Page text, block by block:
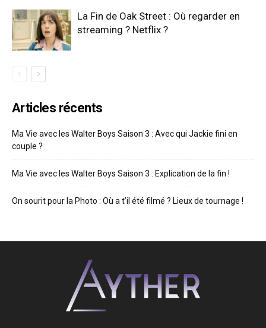
La Fin de Oak Street : Où regarder en
streaming ? Netflix ?
Articles récents
Ma Vie avec les Walter Boys Saison 3 : Avec qui Jackie fini en
couple ?
Ma Vie avec les Walter Boys Saison 3 : Explication de la fin !
On sourit pour la Photo : Où a t’il été filmé ? Lieux de tournage !